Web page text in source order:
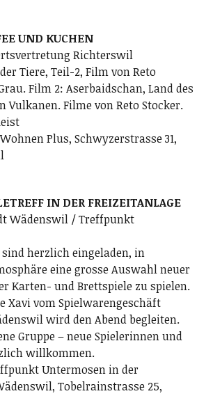
UND KUCHEN
Richterswil
Tiere, Teil-2, Film von Reto
Film 2: Aserbaidschan, Land des
Vulkanen. Filme von Reto Stocker.
Plus, Schwyzerstrasse 31,
IN DER FREIZEITANLAGE
Wädenswil / Treffpunkt
herzlich eingeladen, in
eine grosse Auswahl neuer
Karten- und Brettspiele zu spielen.
Xavi vom Spielwarengeschäft
wird den Abend begleiten.
Gruppe – neue Spielerinnen und
willkommen.
Untermosen in der
Tobelrainstrasse 25,